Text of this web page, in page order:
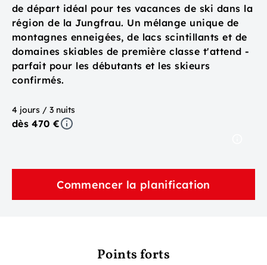
de départ idéal pour tes vacances de ski dans la
région de la Jungfrau. Un mélange unique de
montagnes enneigées, de lacs scintillants et de
domaines skiables de première classe t'attend -
parfait pour les débutants et les skieurs
confirmés.
4 jours / 3 nuits
dès 470 €
Commencer la planification
Points forts